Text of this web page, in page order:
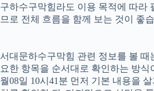
구하수구막힘라도 이용 목적에 따라
므로 전체 흐름을 함께 보는 것이 좋
서대문하수구막힘 관련 정보를 볼 때
요한 항목을 순서대로 확인하는 방식
월08일 10시41분 먼저 기본 내용을